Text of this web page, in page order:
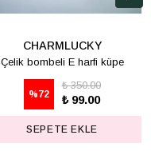
CHARMLUCKY
Çelik bombeli E harfi küpe
%72
₺ 350.00
₺ 99.00
SEPETE EKLE